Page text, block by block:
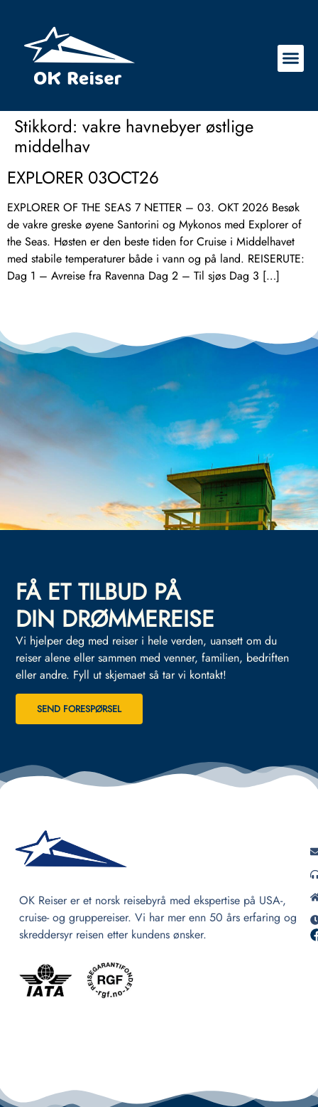
Stikkord: vakre havnebyer østlige
middelhav
EXPLORER 03OCT26
EXPLORER OF THE SEAS 7 NETTER – 03. OKT 2026 Besøk
de vakre greske øyene Santorini og Mykonos med Explorer of
the Seas. Høsten er den beste tiden for Cruise i Middelhavet
med stabile temperaturer både i vann og på land. REISERUTE:
Dag 1 – Avreise fra Ravenna Dag 2 – Til sjøs Dag 3 […]
FÅ ET TILBUD PÅ
DIN DRØMMEREISE
Vi hjelper deg med reiser i hele verden, uansett om du
reiser alene eller sammen med venner, familien, bedriften
eller andre. Fyll ut skjemaet så tar vi kontakt!
SEND FORESPØRSEL
OK Reiser er et norsk reisebyrå med ekspertise på USA-,
cruise- og gruppereiser. Vi har mer enn 50 års erfaring og
skreddersyr reisen etter kundens ønsker.